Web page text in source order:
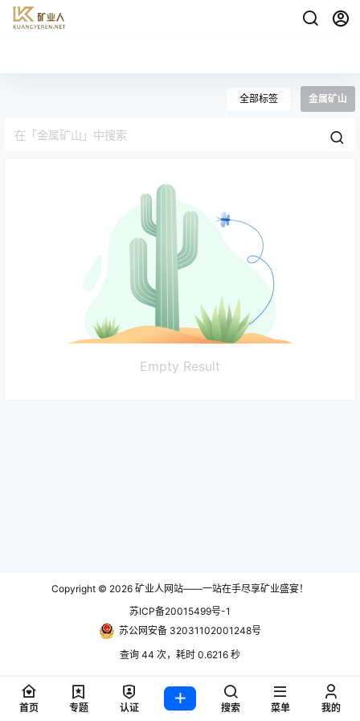
全部标签 金属矿山
Empty Result
Copyright © 2026 矿业人网站——一站在手尽享矿业盛宴！
苏ICP备20015499号-1
苏公网安备 32031102001248号
查询 44 次，耗时 0.6216 秒
首页 专题 认证 搜索 菜单 我的